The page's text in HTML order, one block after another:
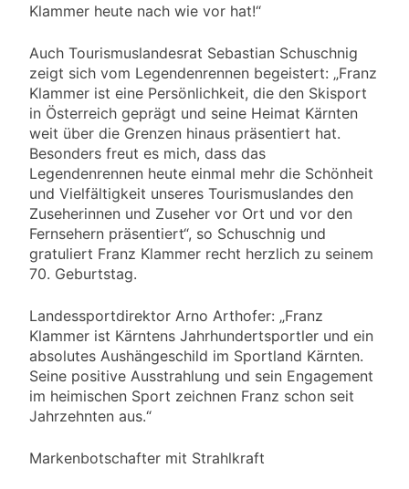
Klammer heute nach wie vor hat!“
Auch Tourismuslandesrat Sebastian Schuschnig
zeigt sich vom Legendenrennen begeistert: „Franz
Klammer ist eine Persönlichkeit, die den Skisport
in Österreich geprägt und seine Heimat Kärnten
weit über die Grenzen hinaus präsentiert hat.
Besonders freut es mich, dass das
Legendenrennen heute einmal mehr die Schönheit
und Vielfältigkeit unseres Tourismuslandes den
Zuseherinnen und Zuseher vor Ort und vor den
Fernsehern präsentiert“, so Schuschnig und
gratuliert Franz Klammer recht herzlich zu seinem
70. Geburtstag.
Landessportdirektor Arno Arthofer: „Franz
Klammer ist Kärntens Jahrhundertsportler und ein
absolutes Aushängeschild im Sportland Kärnten.
Seine positive Ausstrahlung und sein Engagement
im heimischen Sport zeichnen Franz schon seit
Jahrzehnten aus.“
Markenbotschafter mit Strahlkraft